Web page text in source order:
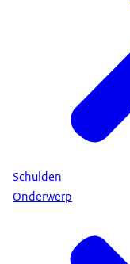
Schulden
Onderwerp